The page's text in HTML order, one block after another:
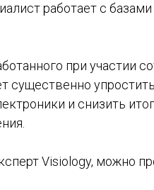
работает с
при участии
существенно
и снизить
Visiology, можно